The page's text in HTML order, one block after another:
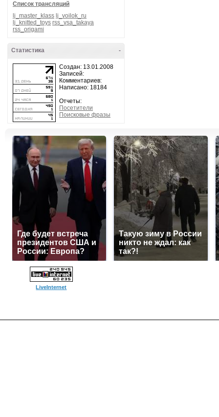
Список трансляций
lj_master_klass lj_voilok_ru
lj_knitted_toys rss_vsa_takaya
rss_origami
-
Статистика
Создан: 13.01.2008
Записей:
Комментариев:
Написано: 18184
Отчеты:
Посетители
Поисковые фразы
Где будет встреча
президентов США и
России: Европа?
Такую зиму в России
никто не ждал: как
так?!
LiveInternet